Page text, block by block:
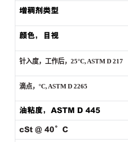
增稠剂类型
颜色，目视
针入度，工作后， 25°C, ASTM D 217
滴点， °C, ASTM D 2265
油粘度，ASTM D 445
cSt @ 40°C